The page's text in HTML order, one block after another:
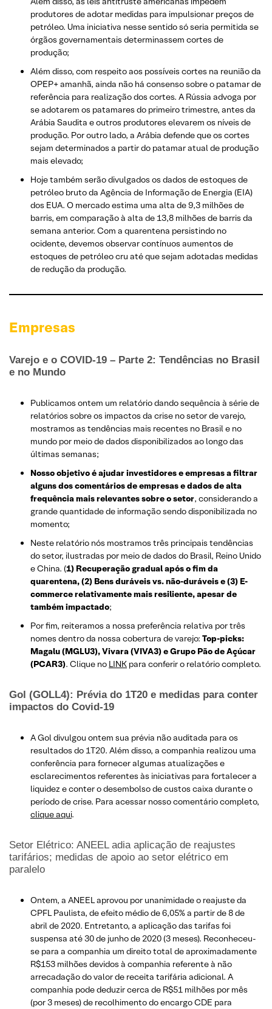
produtores de adotar medidas para impulsionar preços de
petróleo. Uma iniciativa nesse sentido só seria permitida se
órgãos governamentais determinassem cortes de
produção;
Além disso, com respeito aos possíveis cortes na reunião da
OPEP+ amanhã, ainda não há consenso sobre o patamar de
referência para realização dos cortes. A Rússia advoga por
se adotarem os patamares do primeiro trimestre, antes da
Arábia Saudita e outros produtores elevarem os níveis de
produção. Por outro lado, a Arábia defende que os cortes
sejam determinados a partir do patamar atual de produção
mais elevado;
Hoje também serão divulgados os dados de estoques de
petróleo bruto da Agência de Informação de Energia (EIA)
dos EUA. O mercado estima uma alta de 9,3 milhões de
barris, em comparação à alta de 13,8 milhões de barris da
semana anterior. Com a quarentena persistindo no
ocidente, devemos observar contínuos aumentos de
estoques de petróleo cru até que sejam adotadas medidas
de redução da produção.
Empresas
Varejo e o COVID-19 – Parte 2: Tendências no Brasil
e no Mundo
Publicamos ontem um relatório dando sequência à série de
relatórios sobre os impactos da crise no setor de varejo,
mostramos as tendências mais recentes no Brasil e no
mundo por meio de dados disponibilizados ao longo das
últimas semanas;
Nosso objetivo é ajudar investidores e empresas a filtrar
alguns dos comentários de empresas e dados de alta
frequência mais relevantes sobre o setor, considerando a
grande quantidade de informação sendo disponibilizada no
momento;
Neste relatório nós mostramos três principais tendências
do setor, ilustradas por meio de dados do Brasil, Reino Unido
e China. (1) Recuperação gradual após o fim da
quarentena, (2) Bens duráveis vs. não-duráveis e (3) E-
commerce relativamente mais resiliente, apesar de
também impactado;
Por fim, reiteramos a nossa preferência relativa por três
nomes dentro da nossa cobertura de varejo: Top-picks:
Magalu (MGLU3), Vivara (VIVA3) e Grupo Pão de Açúcar
(PCAR3). Clique no LINK para conferir o relatório completo.
Gol (GOLL4): Prévia do 1T20 e medidas para conter
impactos do Covid-19
A Gol divulgou ontem sua prévia não auditada para os
resultados do 1T20. Além disso, a companhia realizou uma
conferência para fornecer algumas atualizações e
esclarecimentos referentes às iniciativas para fortalecer a
liquidez e conter o desembolso de custos caixa durante o
período de crise. Para acessar nosso comentário completo,
clique aqui.
Setor Elétrico: ANEEL adia aplicação de reajustes
tarifários; medidas de apoio ao setor elétrico em
paralelo
Ontem, a ANEEL aprovou por unanimidade o reajuste da
CPFL Paulista, de efeito médio de 6,05% a partir de 8 de
abril de 2020. Entretanto, a aplicação das tarifas foi
suspensa até 30 de junho de 2020 (3 meses). Reconheceu-
se para a companhia um direito total de aproximadamente
R$153 milhões devidos à companhia referente à não
arrecadação do valor de receita tarifária adicional. A
companhia pode deduzir cerca de R$51 milhões por mês
(por 3 meses) de recolhimento do encargo CDE para